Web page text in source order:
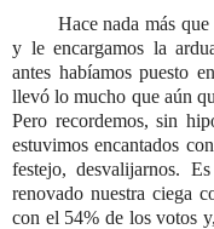
Hace nada más
y le encargamos la
antes habíamos puesto
llevó lo mucho que aún
Pero recordemos, sin
estuvimos encantados
festejo, desvalijarnos.
renovado nuestra ciega
con el 54% de los votos